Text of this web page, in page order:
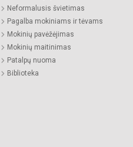
Neformalusis švietimas
Pagalba mokiniams ir tėvams
Mokinių pavėžėjimas
Mokinių maitinimas
Patalpų nuoma
Biblioteka